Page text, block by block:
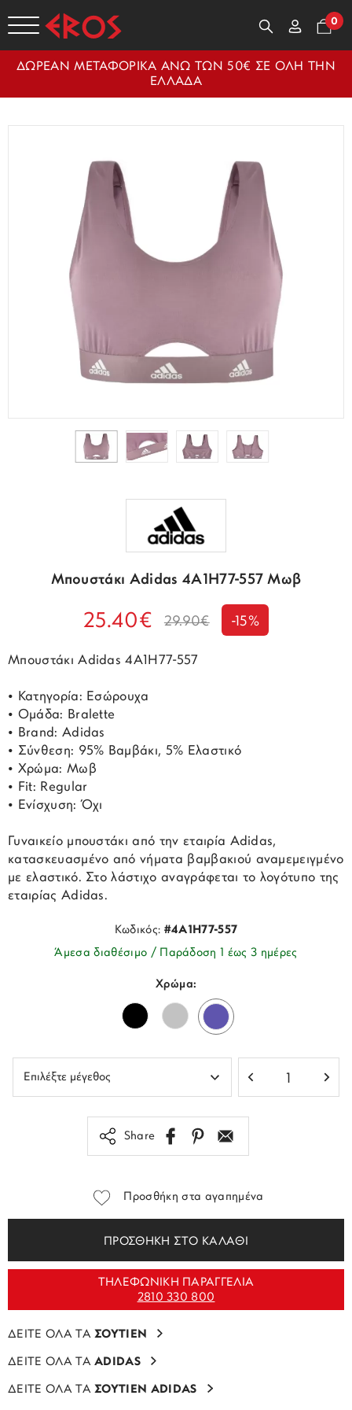
0
ΔΩΡΕΑΝ ΜΕΤΑΦΟΡΙΚΑ ΑΝΩ ΤΩΝ 50€ ΣΕ ΟΛΗ ΤΗΝ
ΕΛΛΑΔΑ
Μπουστάκι Adidas 4A1H77-557 Μωβ
25.40€ 29.90€ -15%
Μπουστάκι Adidas 4A1H77-557
• Κατηγορία: Εσώρουχα
• Ομάδα: Bralette
• Brand: Adidas
• Σύνθεση: 95% Βαμβάκι, 5% Ελαστικό
• Χρώμα: Μωβ
• Fit: Regular
• Ενίσχυση: Όχι
Γυναικείο μπουστάκι από την εταιρία Adidas,
κατασκευασμένο από νήματα βαμβακιού αναμεμειγμένο
με ελαστικό. Στο λάστιχο αναγράφεται το λογότυπο της
εταιρίας Adidas.
Κωδικός: #4A1H77-557
Άμεσα διαθέσιμο / Παράδοση 1 έως 3 ημέρες
Χρώμα:
Share
Προσθήκη στα αγαπημένα
ΠΡΟΣΘΗΚΗ ΣΤΟ ΚΑΛΑΘΙ
ΤΗΛΕΦΩΝΙΚΗ ΠΑΡΑΓΓΕΛΙΑ
2810 330 800
ΔΕΙΤΕ ΟΛΑ ΤΑΣΟΥΤΙΕΝ
ΔΕΙΤΕ ΟΛΑ ΤΑADIDAS
ΔΕΙΤΕ ΟΛΑ ΤΑΣΟΥΤΙΕΝ ADIDAS